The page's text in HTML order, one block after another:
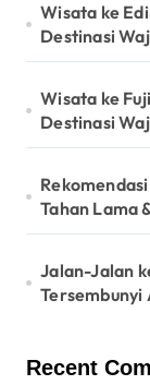
Wisata ke
Destinasi
Wisata ke
Destinasi
Tahan Lama
Jalan-Jalan
Tersembunyi
Recent